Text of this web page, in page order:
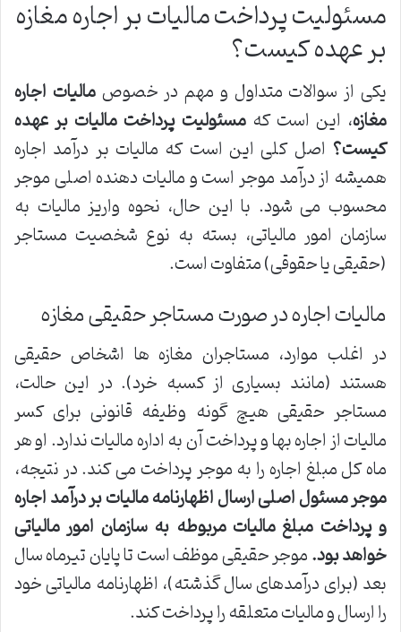
مسئولیت پرداخت مالیات بر اجاره مغازه
بر عهده کیست؟
یکی از سوالات متداول و مهم در خصوصمالیات اجاره
مغازه، این است که مسئولیت پرداخت مالیات بر عهده
کیست؟ اصل کلی این است که مالیات بر درآمد اجاره
همیشه از درآمد موجر است و مالیات دهنده اصلی موجر
محسوب می شود. با این حال، نحوه واریز مالیات به
سازمان امور مالیاتی، بسته به نوع شخصیت مستاجر
(حقیقی یا حقوقی) متفاوت است.
مالیات اجاره در صورت مستاجر حقیقی مغازه
در اغلب موارد، مستاجران مغازه ها اشخاص حقیقی
هستند (مانند بسیاری از کسبه خرد). در این حالت،
مستاجر حقیقی هیچ گونه وظیفه قانونی برای کسر
مالیات از اجاره بها و پرداخت آن به اداره مالیات ندارد. او هر
ماه کل مبلغ اجاره را به موجر پرداخت می کند. در نتیجه،
موجر مسئول اصلی ارسال اظهارنامه مالیات بر درآمد اجاره
و پرداخت مبلغ مالیات مربوطه به سازمان امور مالیاتی
خواهد بود.موجر حقیقی موظف است تا پایان تیرماه سال
بعد (برای درآمدهای سال گذشته)، اظهارنامه مالیاتی خود
را ارسال و مالیات متعلقه را پرداخت کند.